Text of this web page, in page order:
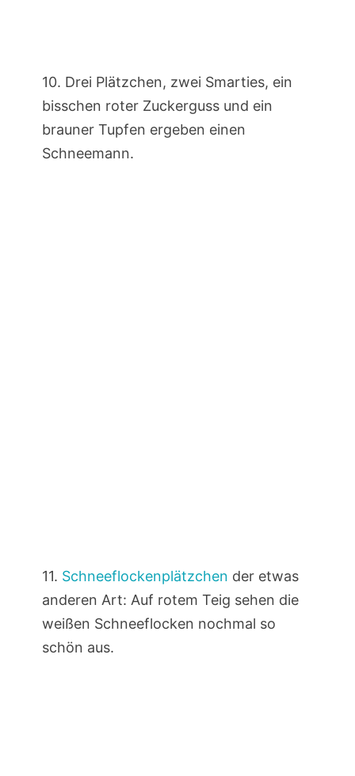
10. Drei Plätzchen, zwei Smarties, ein
bisschen roter Zuckerguss und ein
brauner Tupfen ergeben einen
Schneemann.
11. Schneeflockenplätzchen der etwas
anderen Art: Auf rotem Teig sehen die
weißen Schneeflocken nochmal so
schön aus.